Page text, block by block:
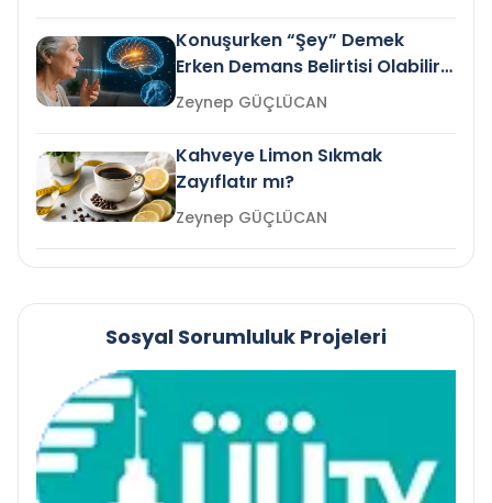
Konuşurken “Şey” Demek
Erken Demans Belirtisi Olabilir
mi?
Zeynep GÜÇLÜCAN
Kahveye Limon Sıkmak
Zayıflatır mı?
Zeynep GÜÇLÜCAN
Sosyal Sorumluluk Projeleri